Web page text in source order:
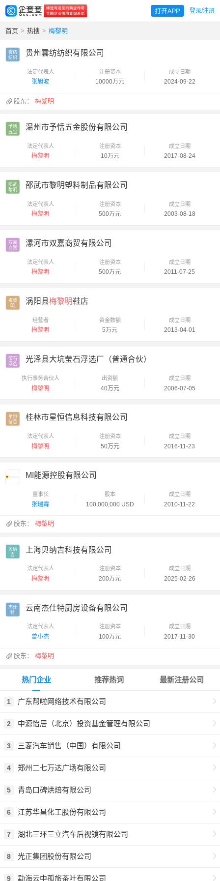
登录/注册
首页 > 热搜 > 梅黎明
雲纺
纺织
贵州雲纺纺织有限公司
法定代表人
张旭波
注册资本
10000万元
成立日期
2024-09-22
股东：梅黎明
予恬
五金
温州市予恬五金股份有限公司
法定代表人
梅黎明
注册资本
10万元
成立日期
2017-08-24
邵武
黎明
邵武市黎明塑料制品有限公司
法定代表人
梅黎明
注册资本
500万元
成立日期
2003-08-18
双嘉
商贸
漯河市双嘉商贸有限公司
法定代表人
梅黎明
注册资本
500万元
成立日期
2011-07-25
梅黎
明
涡阳县梅黎明鞋店
经营者
梅黎明
资金数额
5万元
成立日期
2013-04-01
莹石
浮选
光泽县大坑莹石浮选厂（普通合伙）
执行事务合伙人
梅黎明
出资额
40万元
成立日期
2006-07-05
星恒
信息
桂林市星恒信息科技有限公司
法定代表人
梅黎明
注册资本
50万元
成立日期
2016-11-23
MI能源控股有限公司
董事长
张瑞霖
股本
100,000,000 USD
成立日期
2010-11-22
股东：梅黎明
贝纳
吉
上海贝纳吉科技有限公司
法定代表人
梅黎明
注册资本
200万元
成立日期
2025-02-26
杰仕
特
云南杰仕特厨房设备有限公司
法定代表人
曾小杰
注册资本
100万元
成立日期
2017-11-30
股东：梅黎明
热门企业
1 广东帮啦网络技术有限公司
2 中源怡居（北京）投资基金管理有限公司
3 三菱汽车销售（中国）有限公司
4 郑州二七万达广场有限公司
5 青岛口碑烘焙有限公司
6 江苏华昌化工股份有限公司
7 湖北三环三立汽车后视镜有限公司
8 光正集团股份有限公司
9 勐海云中孤旅茶叶有限公司
推荐热词 最新注册公司